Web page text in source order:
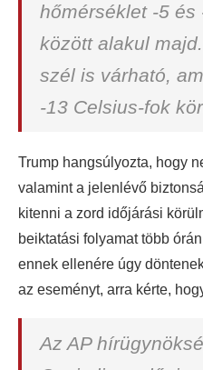
hőmérséklet -5 és
között alakul
szél is várható,
-13 Celsius-fok
Trump hangsúlyozta, hogy
valamint a jelenlévő
kitenni a zord időjárási
beiktatási folyamat több
ennek ellenére úgy
az eseményt, arra kérte,
Az AP